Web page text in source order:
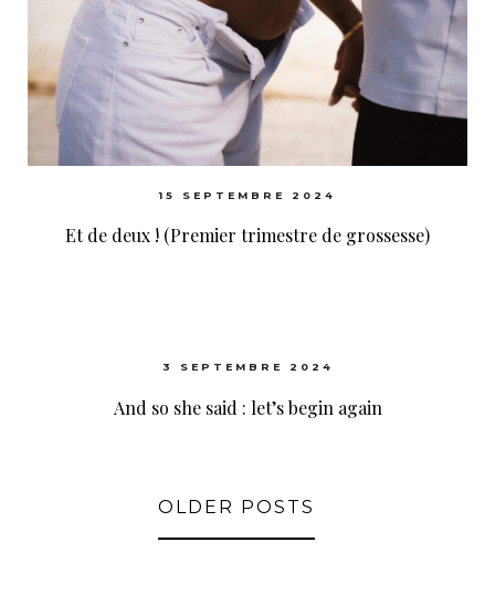
15 SEPTEMBRE 2024
Et de deux ! (Premier trimestre de grossesse)
3 SEPTEMBRE 2024
And so she said : let’s begin again
OLDER POSTS